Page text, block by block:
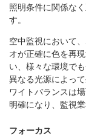
照明条件に関係な
す。
空中監視において
オが正確に色を再
い、様々な環境で
異なる光源によっ
ワイトバランスは
明確になり、監視
フォーカス